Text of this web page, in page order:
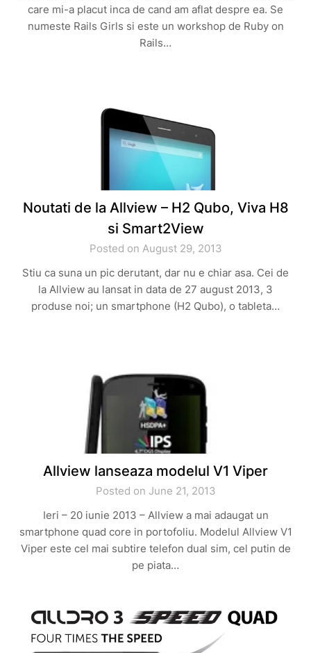
care mi-a placut inca de cand am aflat despre ea. Se
numeste Rails Girls si este un workshop de Ruby on
Rails…
Noutati de la Allview – H2 Qubo, Viva H8
si Smart2View
Posted on August 29, 2013
Stiu ca suna un pic derutant, dar nu e chiar asa. Cei de
la Allview au lansat in data de 27 august 2013, 3
produse noi; un smartphone (H2 Qubo), o tableta…
Allview lanseaza modelul V1 Viper
Posted on June 21, 2013
Ieri – 20 iunie 2013 – Allview a mai adaugat un
smartphone quad core in portofoliu. Modelul Allview V1
Viper este cel mai subtire telefon dual sim, cel putin de
pe piata…